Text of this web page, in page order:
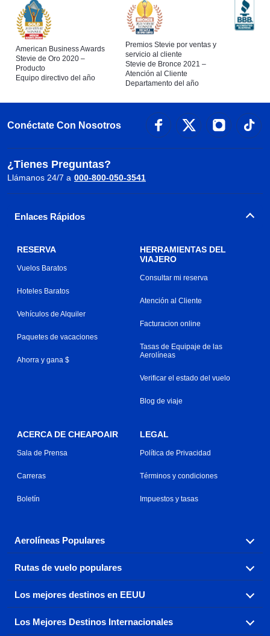
American Business Awards
Stevie de Oro 2020 –
Producto
Equipo directivo del año
Premios Stevie por ventas y
servicio al cliente
Stevie de Bronce 2021 –
Atención al Cliente
Departamento del año
Conéctate Con Nosotros
¿Tienes Preguntas?
Llámanos 24/7 a 000-800-050-3541
Enlaces Rápidos
RESERVA
Vuelos Baratos
Hoteles Baratos
Vehículos de Alquiler
Paquetes de vacaciones
Ahorra y gana $
HERRAMIENTAS DEL
VIAJERO
Consultar mi reserva
Atención al Cliente
Facturacion online
Tasas de Equipaje de las
Aerolíneas
Verificar el estado del vuelo
Blog de viaje
ACERCA DE CHEAPOAIR
Sala de Prensa
Carreras
Boletín
LEGAL
Política de Privacidad
Términos y condiciones
Impuestos y tasas
Aerolíneas Populares
Explora nuestras opciones de tarifas aéreas baratas por
aerolínea, con más de 500 opciones para elegir.
Aeromexico
Air France Alaska Airlines
Rutas de vuelo populares
Reserva una de nuestras rutas de vuelo más populares
con tres sencillos clics.
Los mejores destinos en EEUU
Encuentra boletos de avión baratos a destinos
Los Mejores Destinos Internacionales